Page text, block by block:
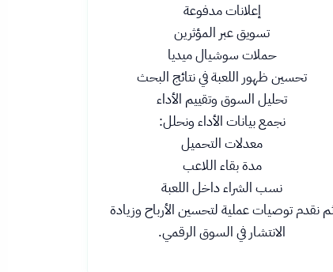
إعلانات مدفوعة
تسويق عبر المؤثرين
حملات سوشيال ميديا
تحسين ظهور اللعبة في نتائج البحث
تحليل السوق وتقييم الأداء
نجمع بيانات الأداء ونحلل:
معدلات التحميل
مدة بقاء اللاعب
نسب الشراء داخل اللعبة
نقدم توصيات عملية لتحسين الأرباح وزيادة
الانتشار في السوق الرقمي.